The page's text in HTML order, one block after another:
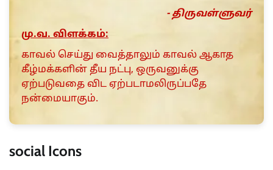
- திருவள்ளுவர்
மு.வ. விளக்கம்:
காவல் செய்து வைத்தாலும் காவல் ஆகாத
கீழ்மக்களின் தீய நட்பு, ஒருவனுக்கு
ஏற்படுவதை விட ஏற்படாமலிருப்பதே
நன்மையாகும்.
social Icons